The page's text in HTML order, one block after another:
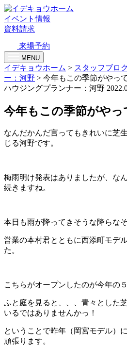
イベント情報
資料請求
来場予約
MENU
イデキョウホーム > スタッフブロ
ー：河野 > 今年もこの季節がやっ
ハウジングプランナー：河野
今年もこの季節がやっ
なんだかんだ言ってもきれいに芝
じる河野です。
梅雨明け発表はありましたが、な
続きますね。
本日も雨が降ってきそうな降らな
営業の本村君とともに西添町モデ
た。
こちらがオープンしたのが今年の５
ふと庭を見ると、、、青々とした
いるではありませんかっ！
ということで昨年（岡宮モデル）
頑張ります。